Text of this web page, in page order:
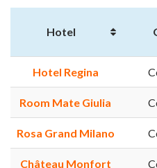
Hotel
Hotel Regina
Room Mate Giulia
Rosa Grand Milano
Château Monfort